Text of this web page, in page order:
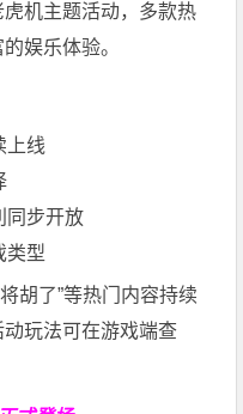
机主题活动，多款热
娱乐体验。
上线
同步开放
类型
胡了”等热门内容持续
玩法可在游戏端查